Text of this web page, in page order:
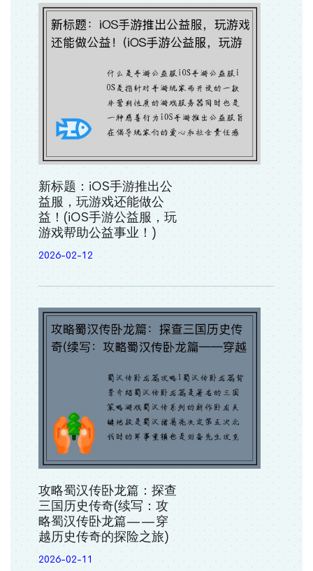
新标题：iOS手游推出公
益服，玩游戏还能做公
益！(iOS手游公益服，玩
游戏帮助公益事业！)
2026-02-12
攻略蜀汉传卧龙篇：探查
三国历史传奇(续写：攻
略蜀汉传卧龙篇——穿
越历史传奇的探险之旅)
2026-02-11